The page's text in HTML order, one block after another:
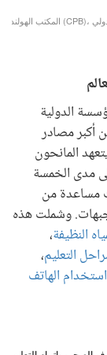
الدولية
أكبر مصادر
المانحون
يمتد عبر 56 عاما. وعلى مدى الخمسة
مساعدة من
وشملت هذه
النظيفة،
التعليم،
الهاتف